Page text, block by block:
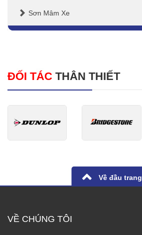
Sơn Mâm Xe
ĐỐI TÁC THÂN THIẾT
Về đầu trang
VỀ CHÚNG TÔI